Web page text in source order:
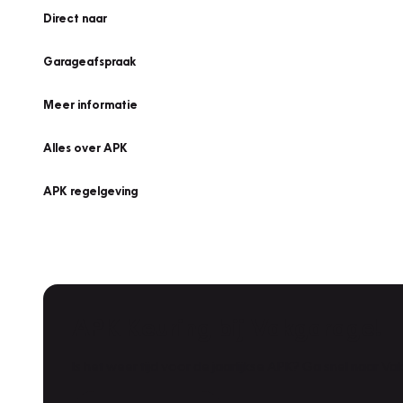
Direct naar
Garageafspraak
Meer informatie
Alles over APK
APK regelgeving